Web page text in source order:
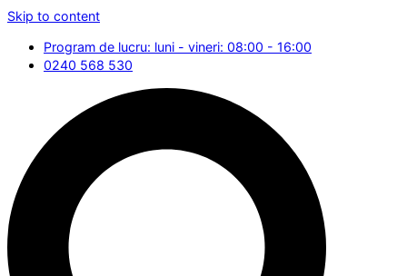
Skip to content
Program de lucru: luni - vineri: 08:00 - 16:00
0240 568 530